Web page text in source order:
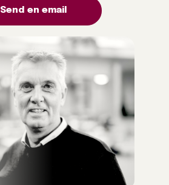
Send en email